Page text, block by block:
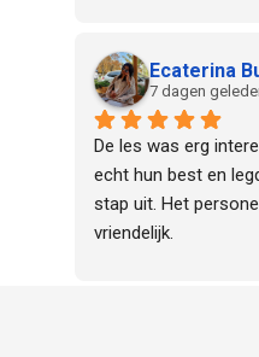
Ecaterina
7 dagen
De les was erg
echt hun best en
stap uit. Het
vriendelijk.